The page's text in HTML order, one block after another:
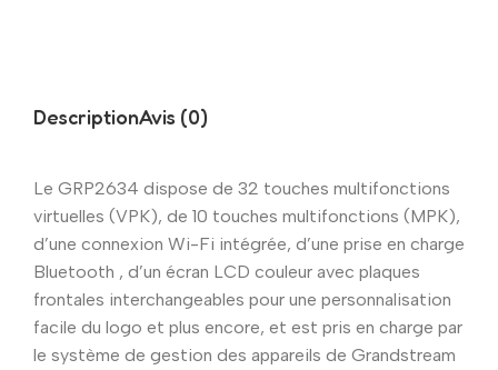
DescriptionAvis (0)
Le GRP2634 dispose de 32 touches multifonctions
virtuelles (VPK), de 10 touches multifonctions (MPK),
d’une connexion Wi-Fi intégrée, d’une prise en charge
Bluetooth , d’un écran LCD couleur avec plaques
frontales interchangeables pour une personnalisation
facile du logo et plus encore, et est pris en charge par
le système de gestion des appareils de Grandstream